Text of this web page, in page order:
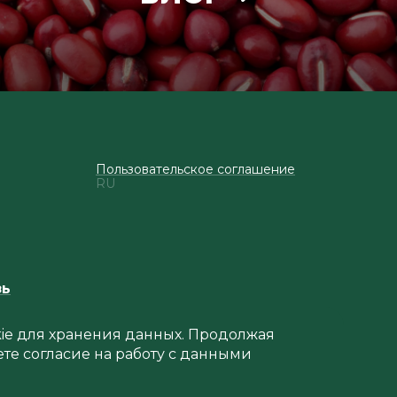
Пользовательское соглашение
RU
для хранения данных. Продолжая
согласие на работу с данными